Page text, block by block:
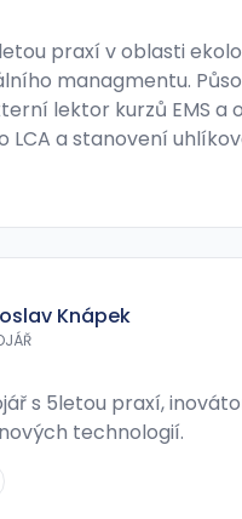
praxí v oblasti
managmentu.
lektor kurzů EMS a
LCA a stanovení
Knápek
s 5letou praxí,
technologií.